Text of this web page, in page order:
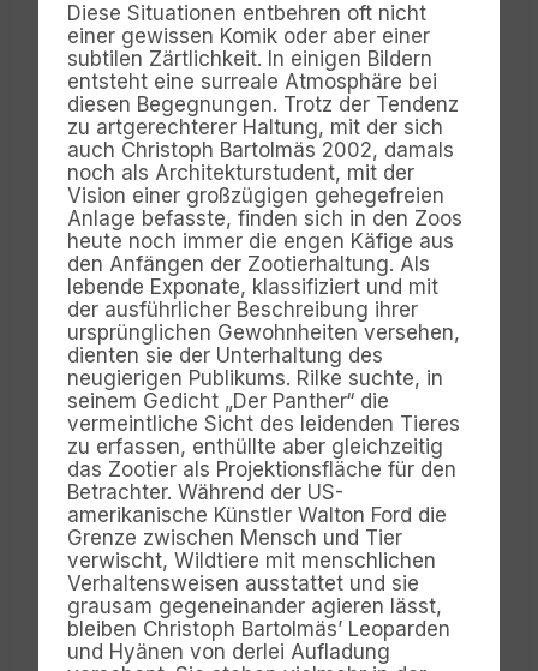
Diese Situationen entbehren oft nicht
einer gewissen Komik oder aber einer
subtilen Zärtlichkeit. In einigen Bildern
entsteht eine surreale Atmosphäre bei
diesen Begegnungen. Trotz der Tendenz
zu artgerechterer Haltung, mit der sich
auch Christoph Bartolmäs 2002, damals
noch als Architekturstudent, mit der
Vision einer großzügigen gehegefreien
Anlage befasste, finden sich in den Zoos
heute noch immer die engen Käfige aus
den Anfängen der Zootierhaltung. Als
lebende Exponate, klassifiziert und mit
der ausführlicher Beschreibung ihrer
ursprünglichen Gewohnheiten versehen,
dienten sie der Unterhaltung des
neugierigen Publikums. Rilke suchte, in
seinem Gedicht „Der Panther“ die
vermeintliche Sicht des leidenden Tieres
zu erfassen, enthüllte aber gleichzeitig
das Zootier als Projektionsfläche für den
Betrachter. Während der US-
amerikanische Künstler Walton Ford die
Grenze zwischen Mensch und Tier
verwischt, Wildtiere mit menschlichen
Verhaltensweisen ausstattet und sie
grausam gegeneinander agieren lässt,
bleiben Christoph Bartolmäs’ Leoparden
und Hyänen von derlei Aufladung